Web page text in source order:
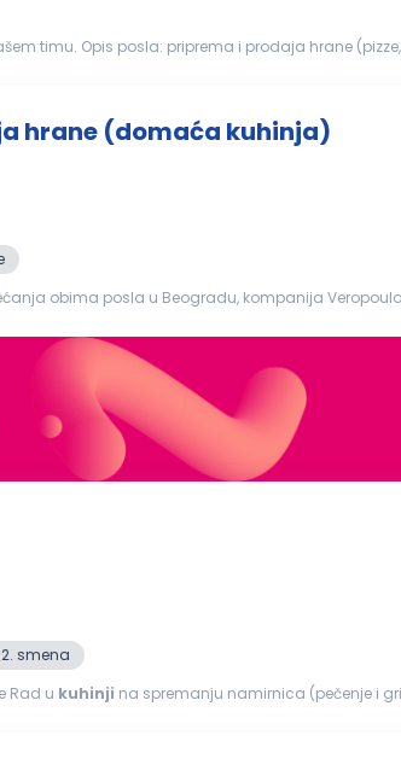
palačinke) rad na kasi i komunikacija
hrane (domaća kuhinja)
obima posla u Beogradu, kompanija
2. smena
Rad u kuhinji na spremanju namirnica (pečenje i grilovanje) Obezbeđujemo po zakonu: